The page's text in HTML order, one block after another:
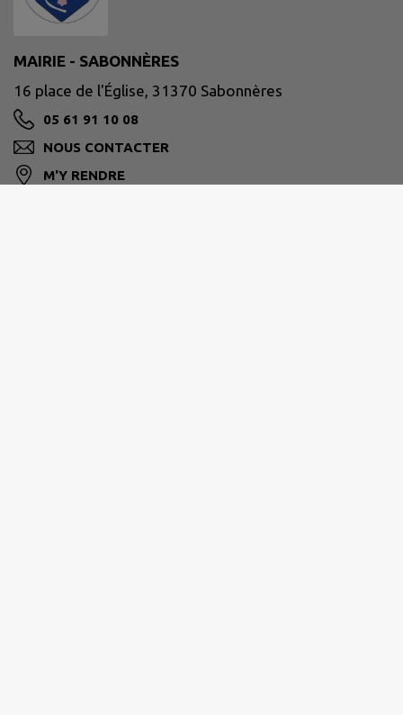
MAIRIE - SABONNÈRES
16 place de l'Église, 31370 Sabonnères
05 61 91 10 08
NOUS CONTACTER
M'Y RENDRE